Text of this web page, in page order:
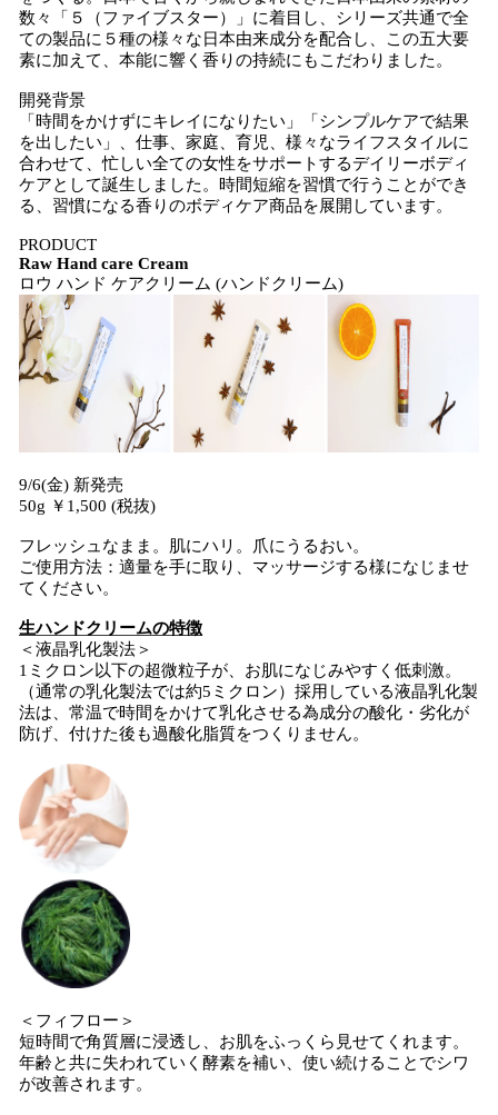
数々「５（ファイブスター）」に着目し、シリーズ共通で全
ての製品に５種の様々な日本由来成分を配合し、この五大要
素に加えて、本能に響く香りの持続にもこだわりました。
開発背景
「時間をかけずにキレイになりたい」「シンプルケアで結果
を出したい」、仕事、家庭、育児、様々なライフスタイルに
合わせて、忙しい全ての女性をサポートするデイリーボディ
ケアとして誕生しました。時間短縮を習慣で行うことができ
る、習慣になる香りのボディケア商品を展開しています。
PRODUCT
Raw Hand care Cream
ロウ ハンド ケアクリーム (ハンドクリーム)
9/6(金) 新発売
50g ￥1,500 (税抜)
フレッシュなまま。肌にハリ。爪にうるおい。
ご使用方法：適量を手に取り、マッサージする様になじませ
てください。
生ハンドクリームの特徴
＜液晶乳化製法＞
1ミクロン以下の超微粒子が、お肌になじみやすく低刺激。
（通常の乳化製法では約5ミクロン）採用している液晶乳化製
法は、常温で時間をかけて乳化させる為成分の酸化・劣化が
防げ、付けた後も過酸化脂質をつくりません。
＜フィフロー＞
短時間で角質層に浸透し、お肌をふっくら見せてくれます。
年齢と共に失われていく酵素を補い、使い続けることでシワ
が改善されます。